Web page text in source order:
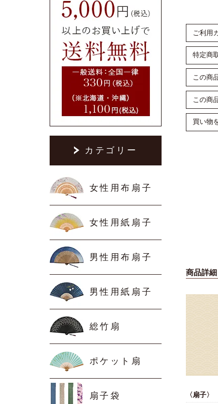
ご利用
特定商
この商
この商
買い物
商品詳細
〈扇子〉
カテゴリー
女性用布扇子
女性用紙扇子
男性用布扇子
男性用紙扇子
総竹扇
ポケット扇
扇子袋